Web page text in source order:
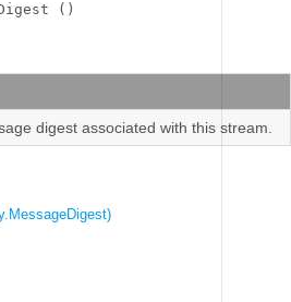
()
digest associated with this stream.